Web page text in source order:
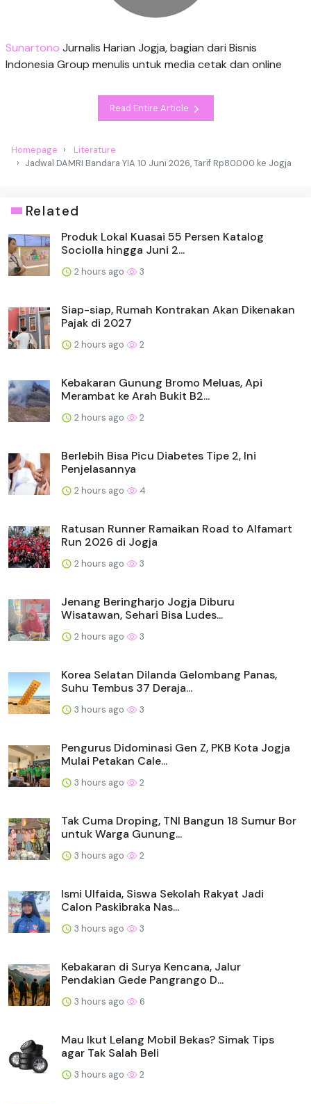
Sunartono Jurnalis Harian Jogja, bagian dari Bisnis
Indonesia Group menulis untuk media cetak dan online
Read Entire Article
Homepage
Literature
Jadwal DAMRI Bandara YIA 10 Juni 2026, Tarif Rp80.000 ke Jogja
Related
Produk Lokal Kuasai 55 Persen Katalog
Sociolla hingga Juni 2...
2 hours ago 3
Siap-siap, Rumah Kontrakan Akan Dikenakan
Pajak di 2027
2 hours ago 2
Kebakaran Gunung Bromo Meluas, Api
Merambat ke Arah Bukit B2...
2 hours ago 2
Berlebih Bisa Picu Diabetes Tipe 2, Ini
Penjelasannya
2 hours ago 4
Ratusan Runner Ramaikan Road to Alfamart
Run 2026 di Jogja
2 hours ago 3
Jenang Beringharjo Jogja Diburu
Wisatawan, Sehari Bisa Ludes...
2 hours ago 3
Korea Selatan Dilanda Gelombang Panas,
Suhu Tembus 37 Deraja...
3 hours ago 3
Pengurus Didominasi Gen Z, PKB Kota Jogja
Mulai Petakan Cale...
3 hours ago 2
Tak Cuma Droping, TNI Bangun 18 Sumur Bor
untuk Warga Gunung...
3 hours ago 2
Ismi Ulfaida, Siswa Sekolah Rakyat Jadi
Calon Paskibraka Nas...
3 hours ago 3
Kebakaran di Surya Kencana, Jalur
Pendakian Gede Pangrango D...
3 hours ago 6
Mau Ikut Lelang Mobil Bekas? Simak Tips
agar Tak Salah Beli
3 hours ago 2